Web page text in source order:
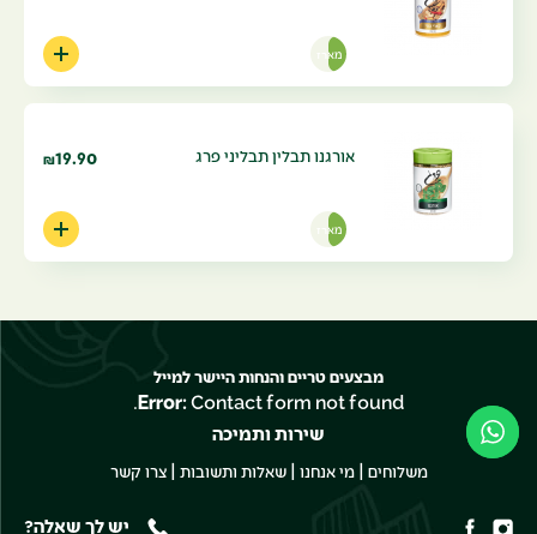
מארז
אורגנו תבלין תבליני פרג ₪19.90
מארז
מבצעים טריים והנחות היישר למייל
Error:Contact form not found.
שירות ותמיכה
משלוחים |מי אנחנו |שאלות ותשובות |צרו קשר
יש לך שאלה?